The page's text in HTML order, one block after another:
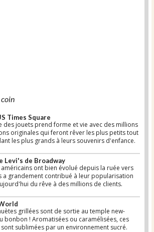
Times Square
des jouets prend forme et vie avec des millions
originales qui feront rêver les plus petits tout
les plus grands à leurs souvenirs d'enfance.
Levi's de Broadway
américains ont bien évolué depuis la ruée vers
a grandement contribué à leur popularisation
du rêve à des millions de clients.
grillées sont de sortie au temple new-
bonbon ! Aromatisées ou caramélisées, ces
sublimées par un environnement sucré.